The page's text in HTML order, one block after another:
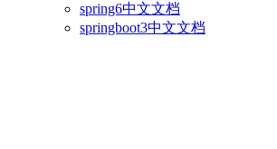
spring6中文文档
springboot3中文文档